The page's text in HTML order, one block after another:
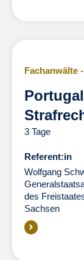
Fachanwälte
3 Tage
Referent:in
Wolfgang
des
Sachsen